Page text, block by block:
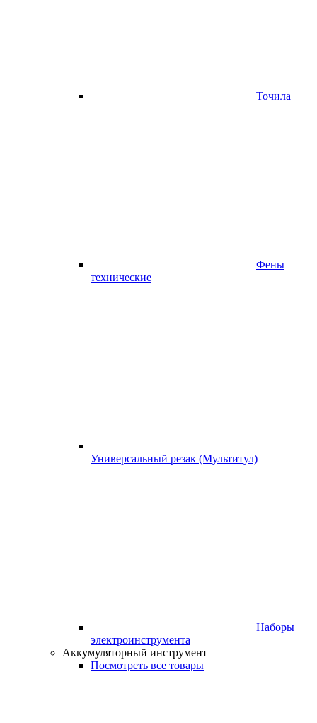
Точила
Фены
технические
Универсальный резак (Мультитул)
Наборы
электроинструмента
Аккумуляторный инструмент
Посмотреть все товары